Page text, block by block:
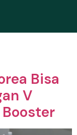
Bisa
V